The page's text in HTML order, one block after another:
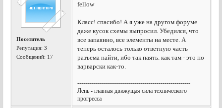
Посетитель
Репутация:3
Сообщений: 17
fellow
Класс! спасибо! А я уже на другом форуме
даже кусок схемы выпросил. Убедился, что
все запаянно, все элементы на месте. А
теперь осталось только ответную часть
разъема найти, ибо так паять. как там - это по
варварски как-то.
---------------------------------------------------------
Лень - главная движущая сила технического
прогресса